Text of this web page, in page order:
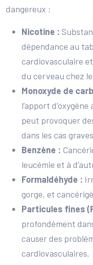
dangereux :
Nicotine :
dépendance au
cardiovasculaire
du cerveau chez
Monoxyde de
l’apport
peut provoquer
dans les cas
Benzène :
leucémie et à
Formaldéhyde :
gorge, et
Particules fines
profondément
causer des
cardiovasculaires.